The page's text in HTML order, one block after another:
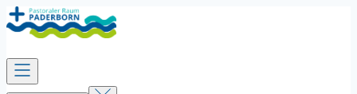
Zum
Inhalt
springen